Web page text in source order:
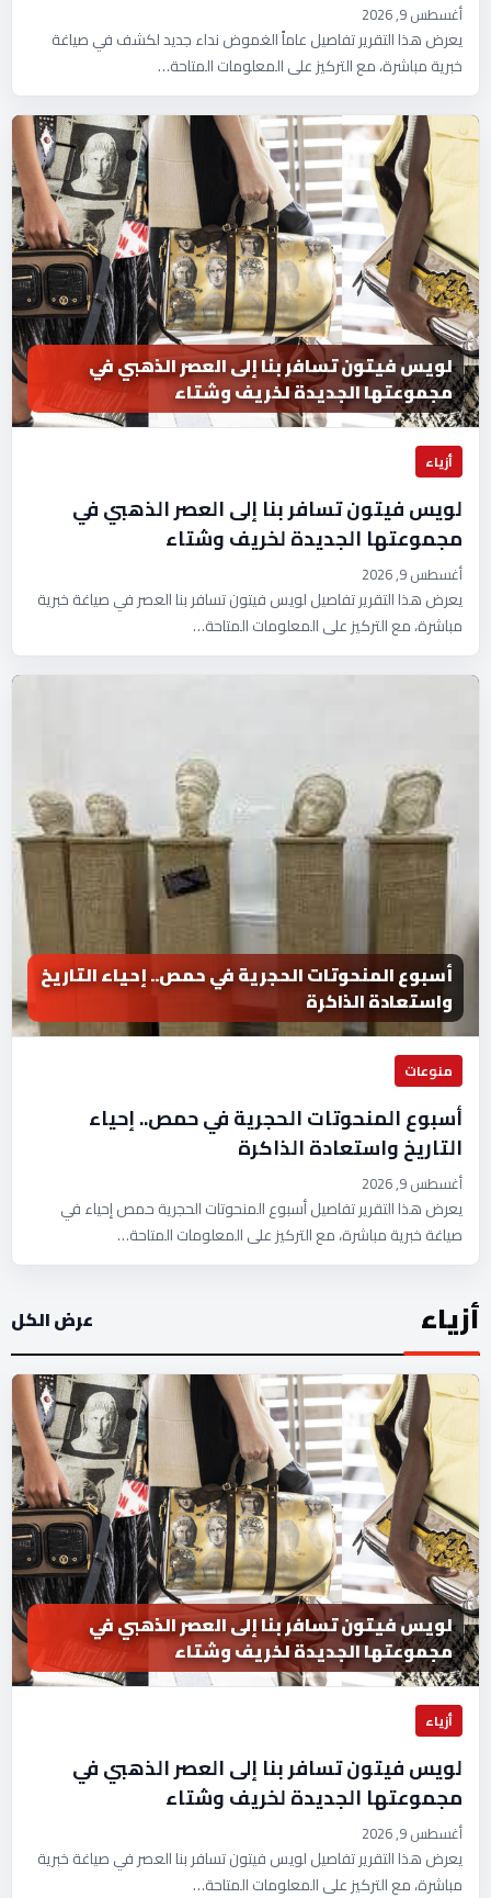
أغسطس 9, 2026
يعرض هذا التقرير تفاصيل عاماً الغموض نداء جديد لكشف في صياغة
خبرية مباشرة، مع التركيز على المعلومات المتاحة…
لويس فيتون تسافر بنا إلى العصر الذهبي في
مجموعتها الجديدة لخريف وشتاء
أزياء
لويس فيتون تسافر بنا إلى العصر الذهبي في
مجموعتها الجديدة لخريف وشتاء
أغسطس 9, 2026
يعرض هذا التقرير تفاصيل لويس فيتون تسافر بنا العصر في صياغة خبرية
مباشرة، مع التركيز على المعلومات المتاحة…
أسبوع المنحوتات الحجرية في حمص.. إحياء التاريخ
واستعادة الذاكرة
منوعات
أسبوع المنحوتات الحجرية في حمص.. إحياء
التاريخ واستعادة الذاكرة
أغسطس 9, 2026
يعرض هذا التقرير تفاصيل أسبوع المنحوتات الحجرية حمص إحياء في
صياغة خبرية مباشرة، مع التركيز على المعلومات المتاحة…
أزياء عرض الكل
لويس فيتون تسافر بنا إلى العصر الذهبي في
مجموعتها الجديدة لخريف وشتاء
أزياء
لويس فيتون تسافر بنا إلى العصر الذهبي في
مجموعتها الجديدة لخريف وشتاء
أغسطس 9, 2026
يعرض هذا التقرير تفاصيل لويس فيتون تسافر بنا العصر في صياغة خبرية
مباشرة، مع التركيز على المعلومات المتاحة…